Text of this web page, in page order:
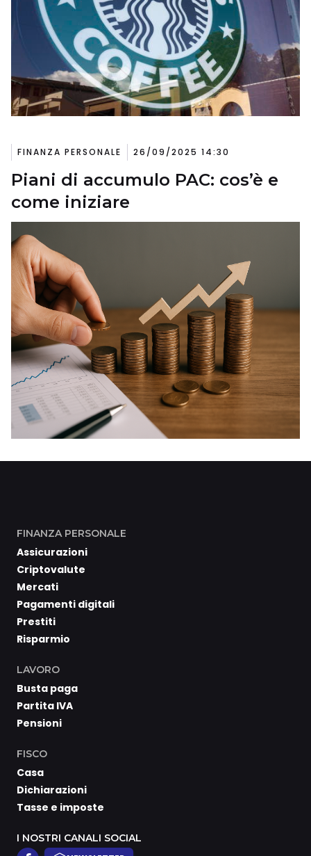
FINANZA PERSONALE 26/09/2025 14:30
Piani di accumulo PAC: cos’è e
come iniziare
FINANZA PERSONALE
Assicurazioni
Criptovalute
Mercati
Pagamenti digitali
Prestiti
Risparmio
LAVORO
Busta paga
Partita IVA
Pensioni
FISCO
Casa
Dichiarazioni
Tasse e imposte
I NOSTRI CANALI SOCIAL